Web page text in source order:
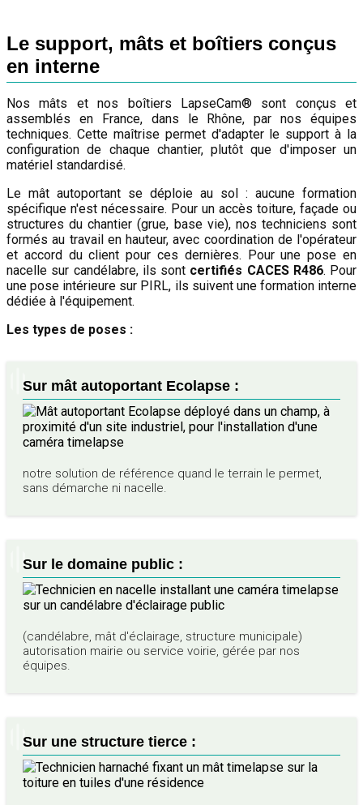
Le support, mâts et boîtiers conçus
en interne
Nos mâts et nos boîtiers LapseCam® sont conçus et
assemblés en France, dans le Rhône, par nos équipes
techniques. Cette maîtrise permet d'adapter le support à la
configuration de chaque chantier, plutôt que d'imposer un
matériel standardisé.
Le mât autoportant se déploie au sol : aucune formation
spécifique n'est nécessaire. Pour un accès toiture, façade ou
structures du chantier (grue, base vie), nos techniciens sont
formés au travail en hauteur, avec coordination de l'opérateur
et accord du client pour ces dernières. Pour une pose en
nacelle sur candélabre, ils sont certifiés CACES R486. Pour
une pose intérieure sur PIRL, ils suivent une formation interne
dédiée à l'équipement.
Les types de poses :
Sur mât autoportant Ecolapse :
notre solution de référence quand le terrain le permet,
sans démarche ni nacelle.
Sur le domaine public :
(candélabre, mât d'éclairage, structure municipale)
autorisation mairie ou service voirie, gérée par nos
équipes.
Sur une structure tierce :